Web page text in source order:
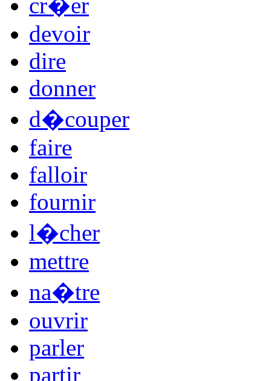
devoir
dire
donner
d�couper
faire
falloir
fournir
l�cher
mettre
na�tre
ouvrir
parler
partir